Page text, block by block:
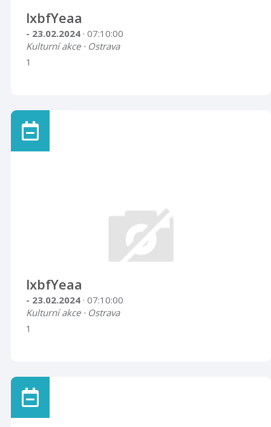
lxbfYeaa
- 23.02.2024 · 07:10:00
Kulturní akce · Ostrava
1
lxbfYeaa
- 23.02.2024 · 07:10:00
Kulturní akce · Ostrava
1